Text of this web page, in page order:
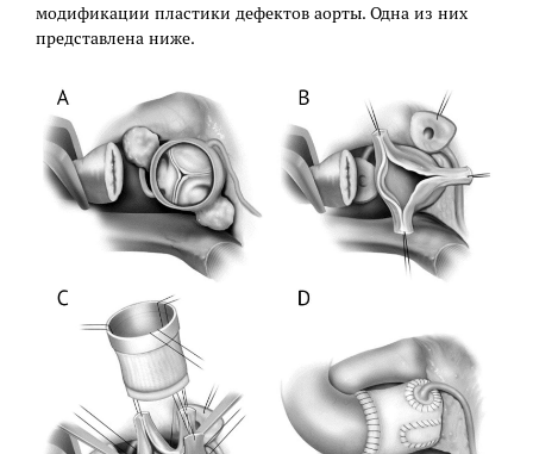
модификации пластики дефектов аорты. Одна из них
представлена ниже.